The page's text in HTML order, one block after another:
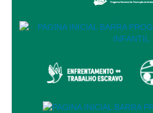
Comitê Gestor do Plano de
Grupo Operacional do Centro
Comitê PopRuaJud
Comissão Permanente de